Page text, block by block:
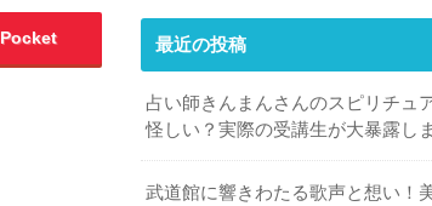
Pocket 最近の投稿
占い師きんまんさんのスピリチュ
怪しい？実際の受講生が大暴露し
武道館に響きわたる歌声と想い！